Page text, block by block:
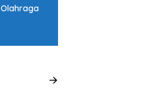
Olahraga